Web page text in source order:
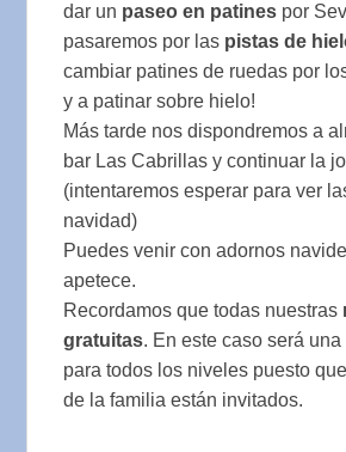
dar un paseo en patines por
pasaremos por las pistas de
cambiar patines de ruedas por
y a patinar sobre hielo!
Más tarde nos dispondremos a
bar Las Cabrillas y continuar la
(intentaremos esperar para ver
navidad)
Puedes venir con adornos
apetece.
Recordamos que todas nuestras
gratuitas. En este caso será
para todos los niveles puesto
de la familia están invitados.